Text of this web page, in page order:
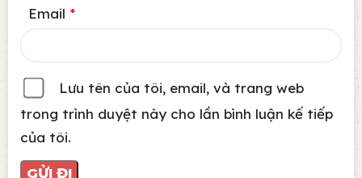
Email *
Lưu tên của tôi, email, và trang web
trong trình duyệt này cho lần bình luận kế tiếp
của tôi.